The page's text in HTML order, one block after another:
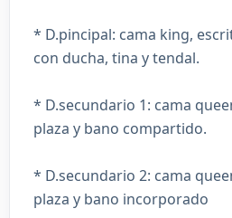
* D.pincipal: cama king,
con ducha, tina y tendal.
* D.secundario 1: cama
plaza y bano compartido.
* D.secundario 2: cama
plaza y bano incorporado